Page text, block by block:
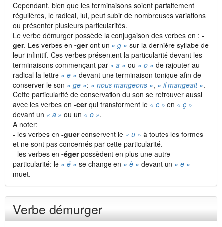
Cependant, bien que les terminaisons soient parfaitement
régulières, le radical, lui, peut subir de nombreuses variations
ou présenter plusieurs particularités.
Le verbe démurger possède la conjugaison des verbes en : -
ger. Les verbes en -geront un « g » sur la dernière syllabe de
leur infinitif. Ces verbes présentent la particularité devant les
terminaisons commençant par « a » ou « o » de rajouter au
radical la lettre « e » devant une terminaison tonique afin de
conserver le son « ge »: « nous mangeons », « il mangeait ».
Cette particularité de conservation du son se retrouver aussi
avec les verbes en -cerqui transforment le « c » en « ç »
devant un « a » ou un « o ».
A noter:
- les verbes en -guerconservent le « u » à toutes les formes
et ne sont pas concernés par cette particularité.
- les verbes en -égerpossèdent en plus une autre
particularité: le « é » se change en « è » devant un « e »
muet.
Verbe démurger